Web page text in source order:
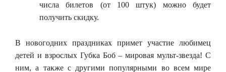
числа билетов (от 100 штук) можно будет
получить скидку.
В новогодних праздниках примет участие любимец
детей и взрослых Губка Боб – мировая мульт-звезда! С
ним, а также с другими популярными во всем мире